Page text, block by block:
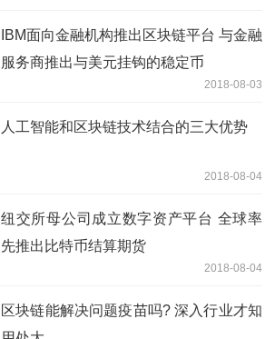
IBM面向金融机构推出区块链平台 与金融
服务商推出与美元挂钩的稳定币
2018-08-03
人工智能和区块链技术结合的三大优势
2018-08-04
纽交所母公司成立数字资产平台 全球率
先推出比特币结算期货
2018-08-04
区块链能解决问题疫苗吗? 深入行业才知